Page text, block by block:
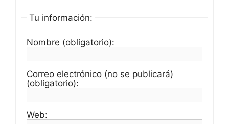
Tu información:
Nombre (obligatorio):
Correo electrónico (no se publicará)
(obligatorio):
Web: